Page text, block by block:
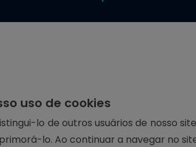
uso de cookies
lo de outros usuários de nosso
lo. Ao continuar a navegar no